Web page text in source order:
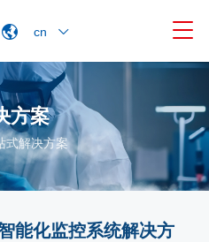
cn 
方案
式解决方案
能化监控系统解决方